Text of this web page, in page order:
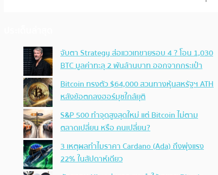
จับตา Strategy ส่อแววเทขายรอบ 4 ? โอน 1,030
BTC มูลค่าทะลุ 2 พันล้านบาท ออกจากกระเป๋า
Bitcoin ทรงตัว $64,000 สวนทางหุ้นสหรัฐฯ ATH
หลังข้อตกลงฮอร์มุซใกล้ยุติ
S&P 500 ทำจุดสูงสุดใหม่ แต่ Bitcoin ไม่ตาม
ตลาดเปลี่ยน หรือ คนเปลี่ยน?
3 เหตุผลทำไมราคา Cardano (Ada) ถึงพุ่งแรง
22% ในสัปดาห์เดียว